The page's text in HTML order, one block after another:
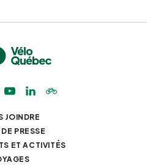
JOINDRE
PRESSE
ET ACTIVITÉS